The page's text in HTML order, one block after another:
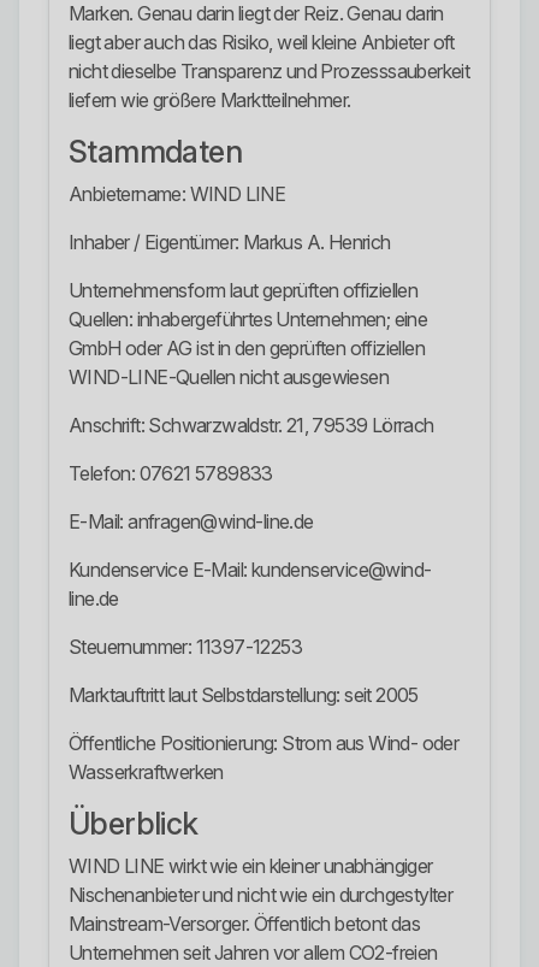
Marken. Genau darin liegt der Reiz. Genau darin
liegt aber auch das Risiko, weil kleine Anbieter oft
nicht dieselbe Transparenz und Prozesssauberkeit
liefern wie größere Marktteilnehmer.
Stammdaten
Anbietername: WIND LINE
Inhaber / Eigentümer: Markus A. Henrich
Unternehmensform laut geprüften offiziellen
Quellen: inhabergeführtes Unternehmen; eine
GmbH oder AG ist in den geprüften offiziellen
WIND-LINE-Quellen nicht ausgewiesen
Anschrift: Schwarzwaldstr. 21, 79539 Lörrach
Telefon: 07621 5789833
E-Mail: anfragen@wind-line.de
Kundenservice E-Mail: kundenservice@wind-
line.de
Steuernummer: 11397-12253
Marktauftritt laut Selbstdarstellung: seit 2005
Öffentliche Positionierung: Strom aus Wind- oder
Wasserkraftwerken
Überblick
WIND LINE wirkt wie ein kleiner unabhängiger
Nischenanbieter und nicht wie ein durchgestylter
Mainstream-Versorger. Öffentlich betont das
Unternehmen seit Jahren vor allem CO2-freien